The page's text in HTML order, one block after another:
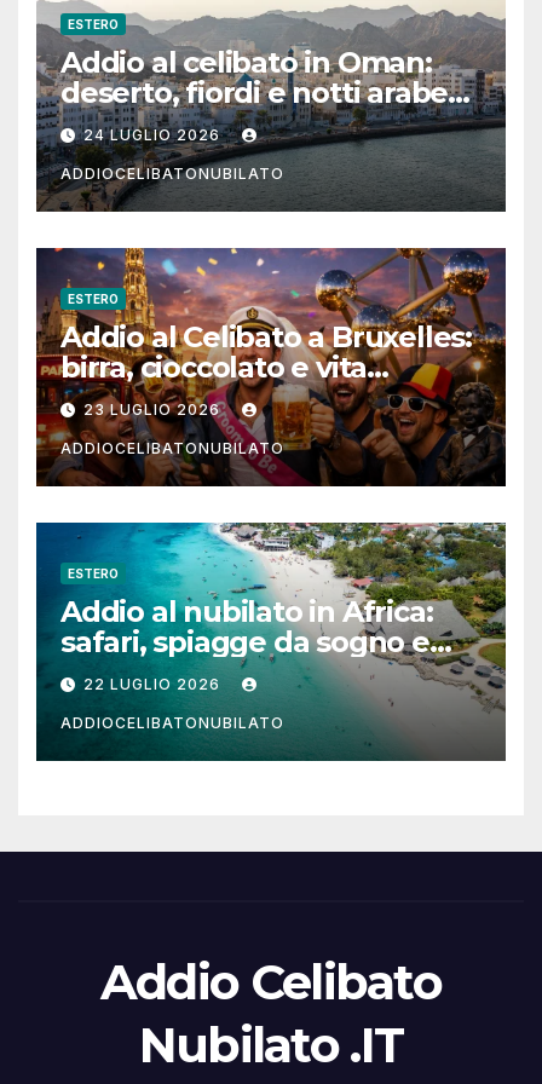
ESTERO
Addio al celibato in Oman:
deserto, fiordi e notti arabe
tra Muscat e Musandam
24 LUGLIO 2026
ADDIOCELIBATONUBILATO
ESTERO
Addio al Celibato a Bruxelles:
birra, cioccolato e vita
notturna per un weekend
indimenticabile
23 LUGLIO 2026
ADDIOCELIBATONUBILATO
ESTERO
Addio al nubilato in Africa:
safari, spiagge da sogno e
città magiche
22 LUGLIO 2026
ADDIOCELIBATONUBILATO
Addio Celibato
Nubilato .IT